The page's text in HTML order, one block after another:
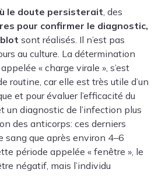
le doute persisterait, des
pour confirmer le diagnostic,
sont réalisés. Il n’est pas
au culture. La détermination
« charge virale », s’est
routine, car elle est très utile d’un
et pour évaluer l’efficacité du
un diagnostic de l’infection plus
des anticorps: ces derniers
sang que après environ 4–6
période appelée « fenêtre », le
négatif, mais l’individu